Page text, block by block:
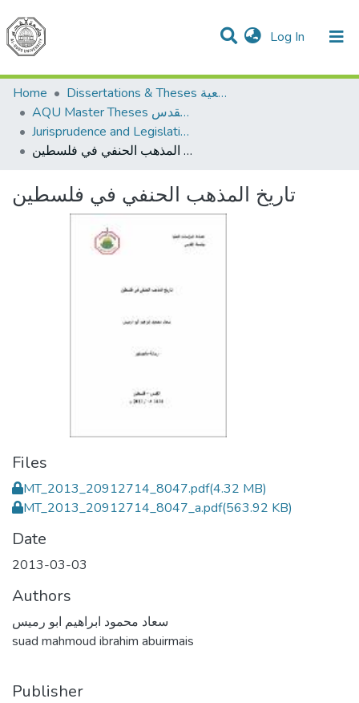
Log In (current)
Communities & Collections
All of DSpace
Home
Dissertations & Theses الرسائل الجامعية
AQU Master Theses الرسائل الجامعية الخاصة بجامعة القدس
Jurisprudence and Legislation الفقه والتشريع
تاريخ المذهب الحنفي في فلسطين
تاريخ المذهب الحنفي في فلسطين
Files
MT_2013_20912714_8047.pdf(4.32 MB)
MT_2013_20912714_8047_a.pdf(563.92 KB)
Date
2013-03-03
Authors
سعاد محمود ابراهيم ابو رميس
suad mahmoud ibrahim abuirmais
Publisher